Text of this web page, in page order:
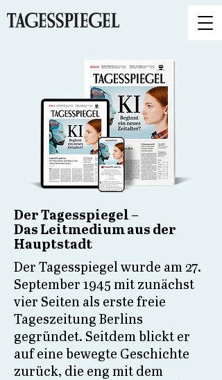
Der Tagesspiegel –
Das Leitmedium aus der
Hauptstadt
Der Tagesspiegel wurde am 27.
September 1945 mit zunächst
vier Seiten als erste freie
Tageszeitung Berlins
gegründet. Seitdem blickt er
auf eine bewegte Geschichte
zurück, die eng mit dem